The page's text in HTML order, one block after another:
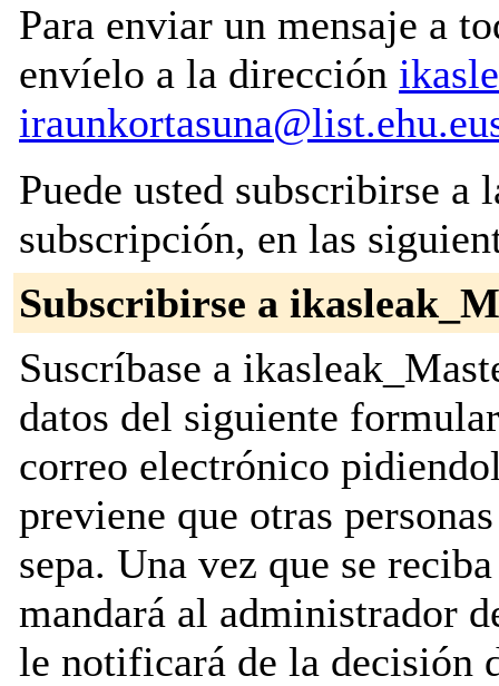
Para enviar un mensaje a
envíelo a la dirección
Puede usted subscribirse a
subscripción, en las
Subscribirse a
Suscríbase a
datos del siguiente
correo electrónico
previene que otras
sepa. Una vez que se
mandará al administrador
le notificará de la decisión